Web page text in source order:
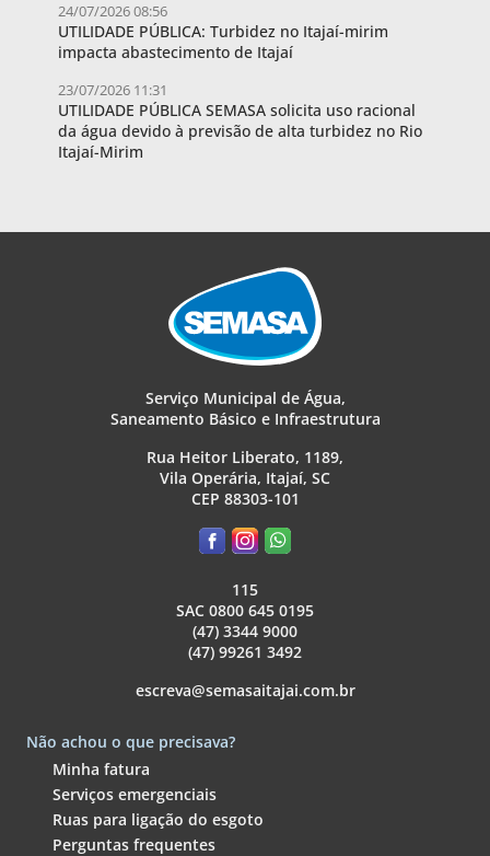
24/07/2026 08:56
UTILIDADE PÚBLICA: Turbidez no Itajaí-mirim
impacta abastecimento de Itajaí
23/07/2026 11:31
UTILIDADE PÚBLICA SEMASA solicita uso racional
da água devido à previsão de alta turbidez no Rio
Itajaí-Mirim
Serviço Municipal de Água,
Saneamento Básico e Infraestrutura
Rua Heitor Liberato, 1189,
Vila Operária, Itajaí, SC
CEP 88303-101
115
SAC 0800 645 0195
(47) 3344 9000
(47) 99261 3492
escreva@semasaitajai.com.br
Não achou o que precisava?
Minha fatura
Serviços emergenciais
Ruas para ligação do esgoto
Perguntas frequentes